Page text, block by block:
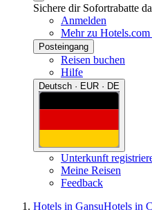
Sichere dir Sofortrabatte
Anmelden
Mehr zu
Posteingang
Reisen buchen
Hilfe
Deutsch · EUR · DE
Unterkunft
Meine Reisen
Feedback
Hotels in GansuHotels in